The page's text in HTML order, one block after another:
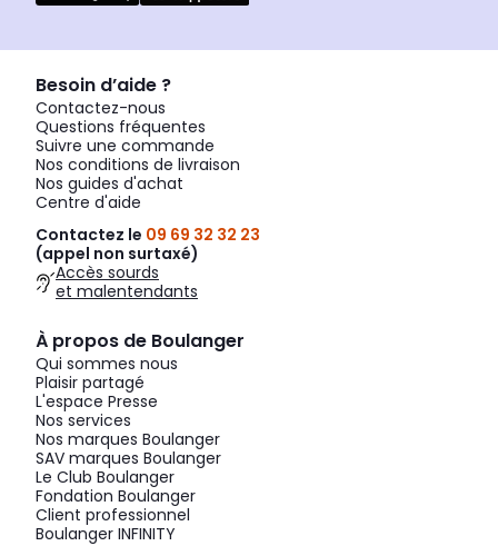
Besoin d’aide ?
Contactez-nous
Questions fréquentes
Suivre une commande
Nos conditions de livraison
Nos guides d'achat
Centre d'aide
Contactez le 09 69 32 32 23
(appel non surtaxé)
Accès sourds
et malentendants
À propos de Boulanger
Qui sommes nous
Plaisir partagé
L'espace Presse
Nos services
Nos marques Boulanger
SAV marques Boulanger
Le Club Boulanger
Fondation Boulanger
Client professionnel
Boulanger INFINITY